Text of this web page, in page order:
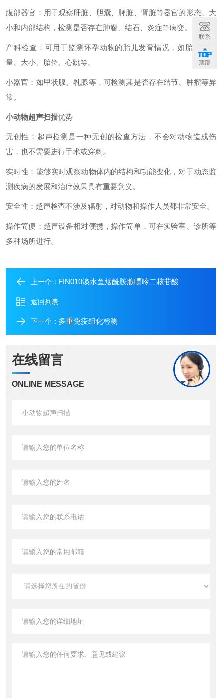
腹部器官：用于观察肝脏、胆囊、脾脏、肾脏等器官的形态、大
小和内部结构，检测是否存在肿瘤、结石、炎症等病变。
产科检查：可用于监测怀孕动物的胎儿发育情况，如胎儿的数
量、大小、胎位、心跳等。
小器官：如甲状腺、乳腺等，可检测其是否存在结节、肿瘤等异
常。
小动物超声扫描优势
无创性：超声检测是一种无创的检查方法，不会对动物造成伤
害，也不需要进行手术或穿刺。
实时性：能够实时观察动物体内的结构和功能变化，对于动态监
测疾病的发展和治疗效果具有重要意义。
安全性：超声检查不涉及辐射，对动物和操作人员都非常安全。
操作简便：超声设备相对便携，操作简单，可在实验室、诊所等
多种场所进行。
上一个： FIN010淡水鱼烟酰胺腺嘌呤二核苷酸
返回列表
下一个： 多重免疫组化检测
在线留言
ONLINE MESSAGE
联系
顶部